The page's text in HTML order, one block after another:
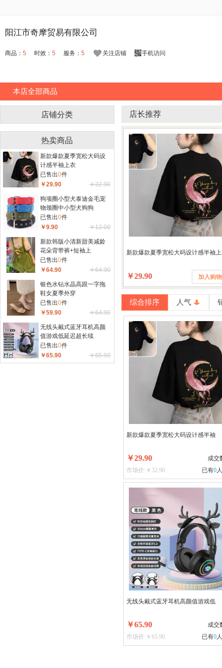
阳江市奇摩贸易有限公司
商品： 5 时效： 5 服务： 5 关注店铺 手机访问
本店全部商品
店铺分类
热卖商品
新款爆款夏季宽松大码设
计感半袖上衣
已售出0件
￥29.90
￥32.90
狗项圈小型犬泰迪金毛宠
物颈圈中小型犬狗狗
已售出0件
￥9.90
￥12.00
新款韩版小清新甜美减龄
花朵背带裤+短袖上
已售出0件
￥64.90
￥64.90
银色水钻水晶高跟一字拖
鞋女夏季外穿
已售出0件
￥59.90
￥64.90
无线头戴式蓝牙耳机高颜
值游戏低延迟超长续
已售出0件
￥65.90
￥65.90
店长推荐
新款爆款夏季宽松大码设计感半袖
￥29.90 加入购
综合排序 人气
新款爆款夏季宽松大码设计感半袖
￥29.90
成交
市场价:￥32.90
已有0
无线头戴式蓝牙耳机高颜值游戏低
￥65.90
成交
市场价:￥65.90
已有0